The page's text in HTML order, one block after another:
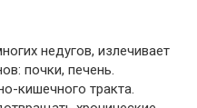
недугов, излечивает
почки, печень.
кишечного тракта.